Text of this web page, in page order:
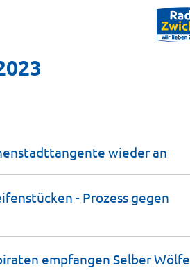
wiederan
- Prozess gegen
empfangen SelberWölfe